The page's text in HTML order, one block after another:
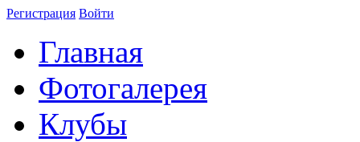
Регистрация Войти
Главная
Фотогалерея
Клубы